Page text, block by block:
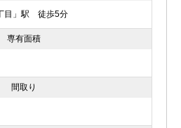
目」駅 徒歩5分
専有面積
間取り